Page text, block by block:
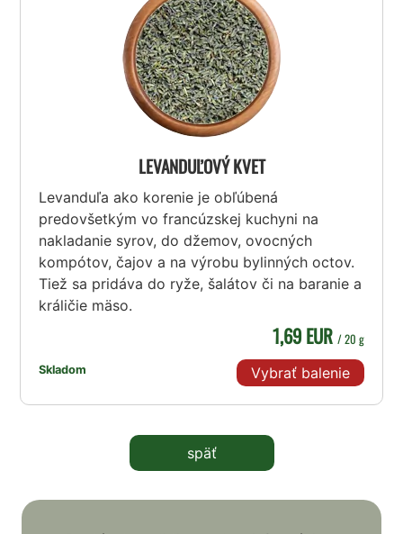
LEVANDUĽOVÝ KVET
Levanduľa ako korenie je obľúbená
predovšetkým vo francúzskej kuchyni na
nakladanie syrov, do džemov, ovocných
kompótov, čajov a na výrobu bylinných octov.
Tiež sa pridáva do ryže, šalátov či na baranie a
králičie mäso.
Skladom
1,69 EUR / 20 g
Vybrať balenie
späť